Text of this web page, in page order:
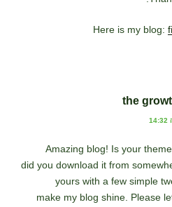
Here is my blog:
the
Amazing blog! Is your
did you download it from
yours with a few simple
make my blog shine. Please